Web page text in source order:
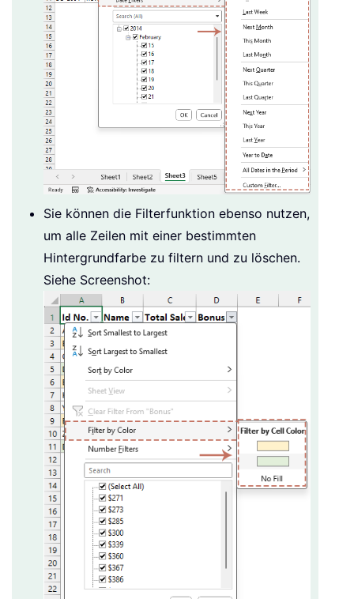
Sie können die Filterfunktion ebenso nutzen,
um alle Zeilen mit einer bestimmten
Hintergrundfarbe zu filtern und zu löschen.
Siehe Screenshot: